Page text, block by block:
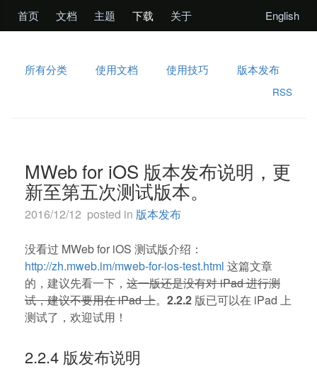
首页 文档 主题 下载 关于 English
所有分类 使用文档 使用技巧 版本发布
RSS
MWeb for iOS 版本发布说明，更
新至第五次测试版本。
2016/12/12 posted in 版本发布
没看过 MWeb for iOS 测试版介绍：
http://zh.mweb.im/mweb-for-ios-test.html 这篇文章
的，建议先看一下， 这一版还是没有对 iPad 进行测
试，建议不要用在 iPad 上。 2.2.2 版已可以在 iPad 上
测试了，欢迎试用！
2.2.4 版发布说明